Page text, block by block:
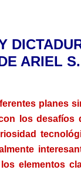
ARIEL
planes
los desafíos
elementos